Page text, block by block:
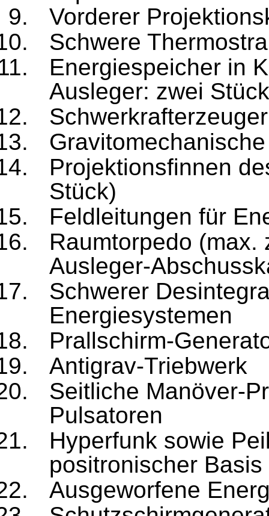
Vorderer
Schwere
Energiespeicher in
Ausleger: zwei
Projektionsfinnen
Stück)
Feldleitungen für
Raumtorpedo
Ausleger-
Schwerer
Energiesystemen
Prallschirm-
Antigrav-Triebwerk
Seitliche Manöver-
Pulsatoren
Hyperfunk sowie
positronischer Basis
Ausgeworfene